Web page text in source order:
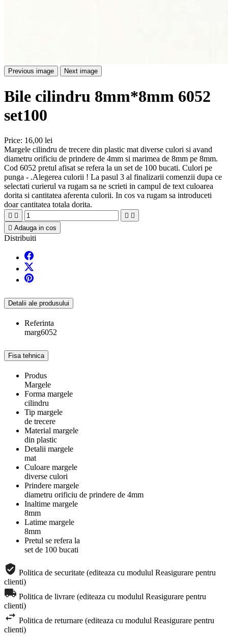
Previous image Next image
Bile cilindru 8mm*8mm 6052
set100
Price: 16,00 lei
Margele cilindru de trecere din plastic mat diverse culori si avand
diametru orificiu de prindere de 4mm si marimea de 8mm pe 8mm.
Cod 6052 pretul afisat se refera la un set de 100 bucati. Culori pe
punga - .Alegerea culorii ! La pasul 3 al finalizarii comenzii dupa ce
selectati curierul va rugam sa ne scrieti in campul de text culoarea
dorita si cantitatea aferenta culorii. In cos va rugam sa introduceti
doar cantitatea totala dorita.
   
 Adauga in cos
Distribuiti
Detalii ale produsului
Referinta
marg6052
Fisa tehnica
Produs
Margele
Forma margele
cilindru
Tip margele
de trecere
Material margele
din plastic
Detalii margele
mat
Culoare margele
diverse culori
Prindere margele
diametru orificiu de prindere de 4mm
Inaltime margele
8mm
Latime margele
8mm
Pretul se refera la
set de 100 bucati
Politica de securitate (editeaza cu modulul Reasigurare pentru
clienti)
Politica de livrare (editeaza cu modulul Reasigurare pentru
clienti)
Politica de returnare (editeaza cu modulul Reasigurare pentru
clienti)